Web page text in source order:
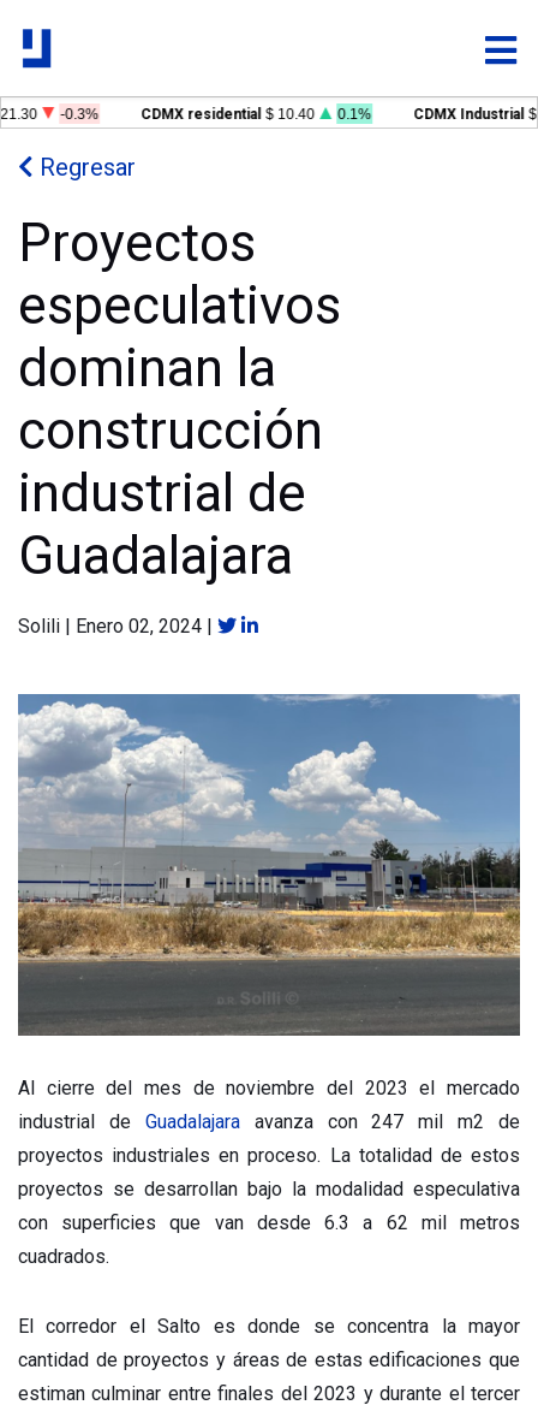
-0.3% CDMX residential $ 10.40 0.1% CDMX Industrial $
Regresar
Proyectos
especulativos
dominan la
construcción
industrial de
Guadalajara
Solili | Enero 02, 2024 |
Al cierre del mes de noviembre del 2023 el mercado
industrial de Guadalajaraavanza con 247 mil m2 de
proyectos industriales en proceso. La totalidad de estos
proyectos se desarrollan bajo la modalidad especulativa
con superficies que van desde 6.3 a 62 mil metros
cuadrados.
El corredor el Salto es donde se concentra la mayor
cantidad de proyectos y áreas de estas edificaciones que
estiman culminar entre finales del 2023 y durante el tercer